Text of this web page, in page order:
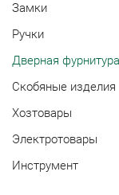
Замки
Ручки
Дверная фурнитура
Скобяные изделия
Хозтовары
Электротовары
Инструмент